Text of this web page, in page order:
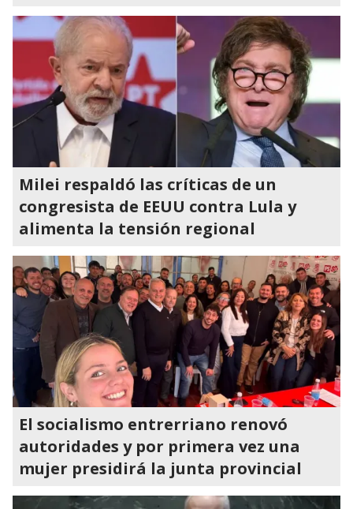
Milei respaldó las críticas de un
congresista de EEUU contra Lula y
alimenta la tensión regional
El socialismo entrerriano renovó
autoridades y por primera vez una
mujer presidirá la junta provincial